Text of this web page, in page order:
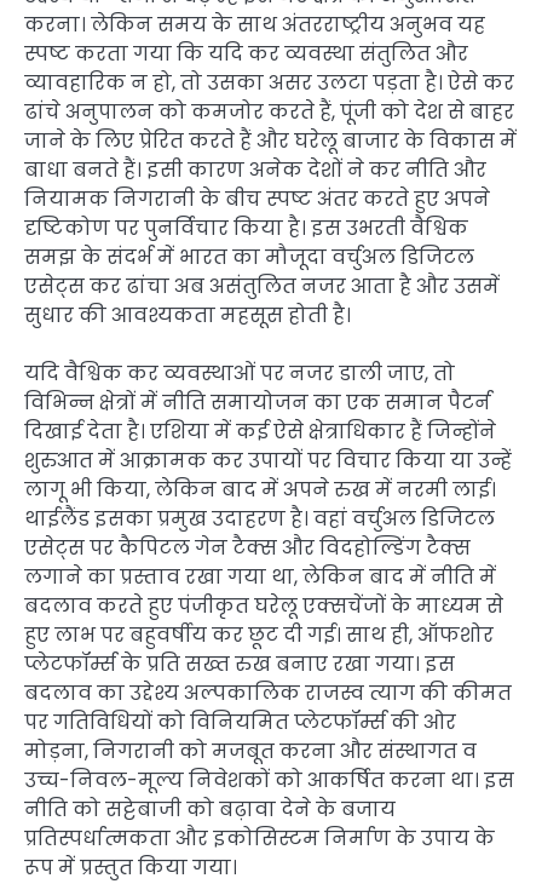
करना। लेकिन समय के साथ अंतरराष्ट्रीय अनुभव यह
स्पष्ट करता गया कि यदि कर व्यवस्था संतुलित और
व्यावहारिक न हो, तो उसका असर उलटा पड़ता है। ऐसे कर
ढांचे अनुपालन को कमजोर करते हैं, पूंजी को देश से बाहर
जाने के लिए प्रेरित करते हैं और घरेलू बाजार के विकास में
बाधा बनते हैं। इसी कारण अनेक देशों ने कर नीति और
नियामक निगरानी के बीच स्पष्ट अंतर करते हुए अपने
दृष्टिकोण पर पुनर्विचार किया है। इस उभरती वैश्विक
समझ के संदर्भ में भारत का मौजूदा वर्चुअल डिजिटल
एसेट्स कर ढांचा अब असंतुलित नजर आता है और उसमें
सुधार की आवश्यकता महसूस होती है।
यदि वैश्विक कर व्यवस्थाओं पर नजर डाली जाए, तो
विभिन्न क्षेत्रों में नीति समायोजन का एक समान पैटर्न
दिखाई देता है। एशिया में कई ऐसे क्षेत्राधिकार हैं जिन्होंने
शुरुआत में आक्रामक कर उपायों पर विचार किया या उन्हें
लागू भी किया, लेकिन बाद में अपने रुख में नरमी लाई।
थाईलैंड इसका प्रमुख उदाहरण है। वहां वर्चुअल डिजिटल
एसेट्स पर कैपिटल गेन टैक्स और विदहोल्डिंग टैक्स
लगाने का प्रस्ताव रखा गया था, लेकिन बाद में नीति में
बदलाव करते हुए पंजीकृत घरेलू एक्सचेंजों के माध्यम से
हुए लाभ पर बहुवर्षीय कर छूट दी गई। साथ ही, ऑफशोर
प्लेटफॉर्म्स के प्रति सख्त रुख बनाए रखा गया। इस
बदलाव का उद्देश्य अल्पकालिक राजस्व त्याग की कीमत
पर गतिविधियों को विनियमित प्लेटफॉर्म्स की ओर
मोड़ना, निगरानी को मजबूत करना और संस्थागत व
उच्च-निवल-मूल्य निवेशकों को आकर्षित करना था। इस
नीति को सट्टेबाजी को बढ़ावा देने के बजाय
प्रतिस्पर्धात्मकता और इकोसिस्टम निर्माण के उपाय के
रूप में प्रस्तुत किया गया।